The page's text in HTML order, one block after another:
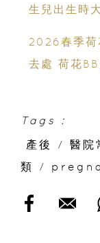
生兒出生時
2026春季荷
去處 荷花
Tags :
產後
/ 醫院
類
/